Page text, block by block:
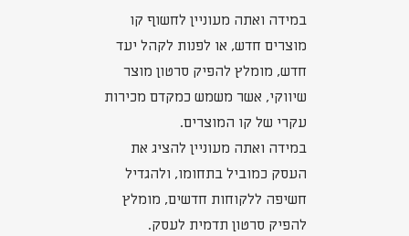
במידה ואתה מעוניין לחשוף קו
מוצרים חדש, או לפנות לקהל יעד
חדש, מומלץ להפיק סרטון מוצר
שיווקי, אשר משמש כמקדם מכירות
עקרי של קו המוצרים.
במידה ואתה מעוניין להציג את
העסק כמוביל בתחומו, ולהגדיל
חשיפה ללקוחות חדשים, מומלץ
להפיק סרטון תדמית לעסק.